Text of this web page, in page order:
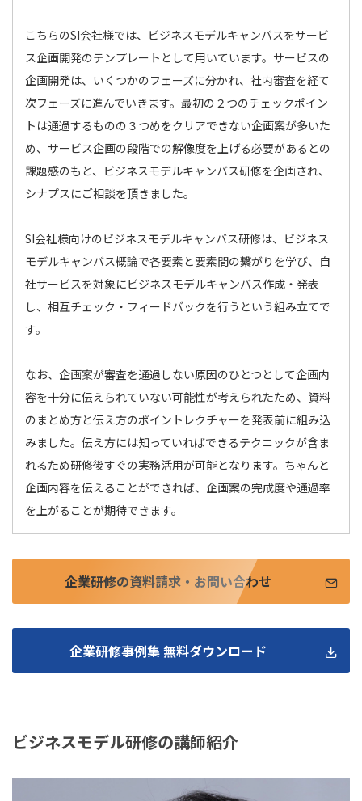
こちらのSI会社様では、ビジネスモデルキャンバスをサービ
ス企画開発のテンプレートとして用いています。サービスの
企画開発は、いくつかのフェーズに分かれ、社内審査を経て
次フェーズに進んでいきます。最初の２つのチェックポイン
トは通過するものの３つめをクリアできない企画案が多いた
め、サービス企画の段階での解像度を上げる必要があるとの
課題感のもと、ビジネスモデルキャンバス研修を企画され、
シナプスにご相談を頂きました。
SI会社様向けのビジネスモデルキャンバス研修は、ビジネス
モデルキャンバス概論で各要素と要素間の繋がりを学び、自
社サービスを対象にビジネスモデルキャンバス作成・発表
し、相互チェック・フィードバックを行うという組み立てで
す。
なお、企画案が審査を通過しない原因のひとつとして企画内
容を十分に伝えられていない可能性が考えられたため、資料
のまとめ方と伝え方のポイントレクチャーを発表前に組み込
みました。伝え方には知っていればできるテクニックが含ま
れるため研修後すぐの実務活用が可能となります。ちゃんと
企画内容を伝えることができれば、企画案の完成度や通過率
を上がることが期待できます。
企業研修の資料請求・お問い合わせ
企業研修事例集 無料ダウンロード
ビジネスモデル研修の講師紹介